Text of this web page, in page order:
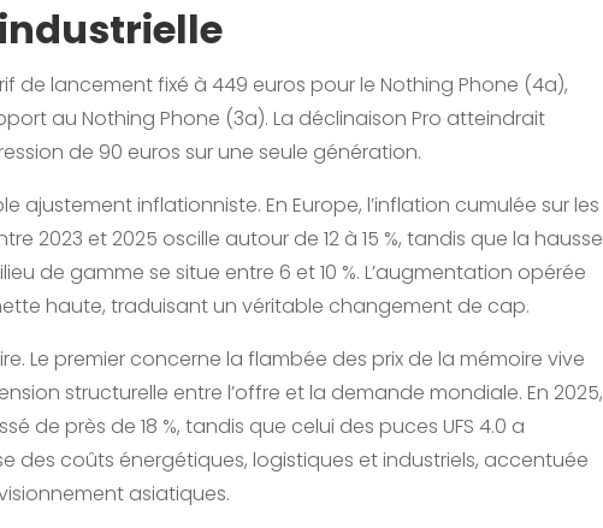
de lancement fixé à 449 euros pour le Nothing Phone (4a),
au Nothing Phone (3a). La déclinaison Pro atteindrait
de 90 euros sur une seule génération.
ajustement inflationniste. En Europe, l’inflation cumulée sur les
2023 et 2025 oscille autour de 12 à 15 %, tandis que la hausse
de gamme se situe entre 6 et 10 %. L’augmentation opérée
haute, traduisant un véritable changement de cap.
Le premier concerne la flambée des prix de la mémoire vive
structurelle entre l’offre et la demande mondiale. En 2025,
de près de 18 %, tandis que celui des puces UFS 4.0 a
des coûts énergétiques, logistiques et industriels, accentuée
asiatiques.